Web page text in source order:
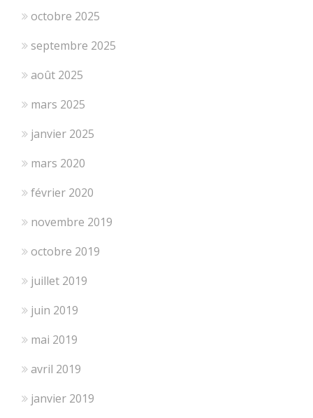
octobre 2025
septembre 2025
août 2025
mars 2025
janvier 2025
mars 2020
février 2020
novembre 2019
octobre 2019
juillet 2019
juin 2019
mai 2019
avril 2019
janvier 2019